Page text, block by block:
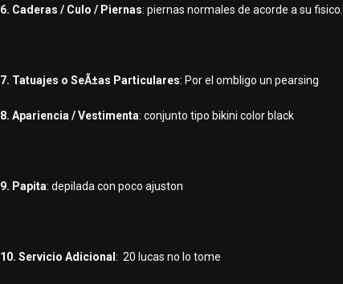
6. Caderas / Culo / Piernas: piernas normales de acorde a su fisico.
7. Tatuajes o SeÃ±as Particulares: Por el ombligo un pearsing
8. Apariencia / Vestimenta: conjunto tipo bikini color black
9. Papita: depilada con poco ajuston
10. Servicio Adicional : 20 lucas no lo tome